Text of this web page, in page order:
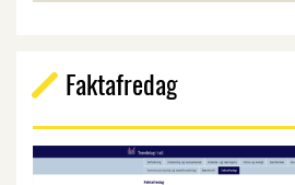
Faktafredag